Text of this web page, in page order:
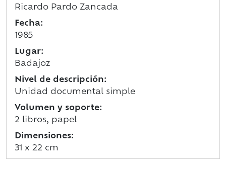
Ricardo Pardo Zancada
Fecha:
1985
Lugar:
Badajoz
Nivel de descripción:
Unidad documental simple
Volumen y soporte:
2 libros, papel
Dimensiones:
31 x 22 cm